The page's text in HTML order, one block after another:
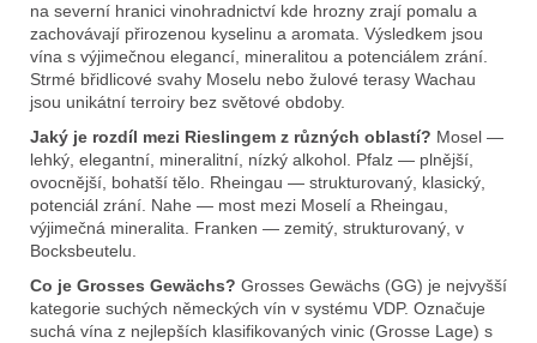
na severní hranici vinohradnictví kde hrozny zrají pomalu a
zachovávají přirozenou kyselinu a aromata. Výsledkem jsou
vína s výjimečnou elegancí, mineralitou a potenciálem zrání.
Strmé břidlicové svahy Moselu nebo žulové terasy Wachau
jsou unikátní terroiry bez světové obdoby.
Jaký je rozdíl mezi Rieslingem z různých oblastí? Mosel —
lehký, elegantní, mineralitní, nízký alkohol. Pfalz — plnější,
ovocnější, bohatší tělo. Rheingau — strukturovaný, klasický,
potenciál zrání. Nahe — most mezi Moselí a Rheingau,
výjimečná mineralita. Franken — zemitý, strukturovaný, v
Bocksbeutelu.
Co je Grosses Gewächs? Grosses Gewächs (GG) je nejvyšší
kategorie suchých německých vín v systému VDP. Označuje
suchá vína z nejlepších klasifikovaných vinic (Grosse Lage) s